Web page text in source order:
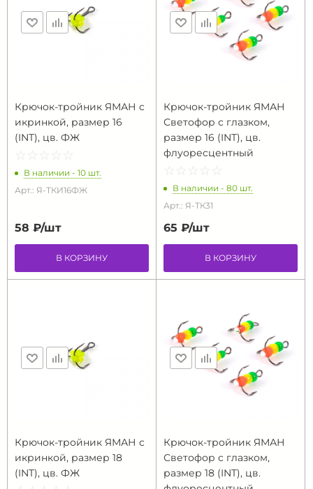
Крючок-тройник ЯМАН с
икринкой, размер 16
(INT), цв. ФЖ
☆ ☆ ☆ ☆ ☆
★ ★ ★ ★ ★
В наличии - 10 шт.
Арт.: Я-ТКИ16ФЖ
58 ₽/шт
В КОРЗИНУ
Крючок-тройник ЯМАН
Светофор с глазком,
размер 16 (INT), цв.
флуоресцентный
☆ ☆ ☆ ☆ ☆
★ ★ ★ ★ ★
В наличии - 80 шт.
Арт.: Я-ТК31
65 ₽/шт
В КОРЗИНУ
Крючок-тройник ЯМАН с
икринкой, размер 18
(INT), цв. ФЖ
Крючок-тройник ЯМАН
Светофор с глазком,
размер 18 (INT), цв.